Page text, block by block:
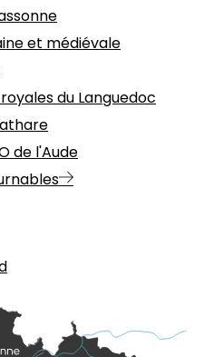
et médiévale
du Languedoc
de l'Aude